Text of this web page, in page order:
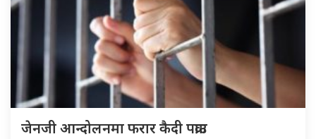
जेनजी आन्दोलनमा फरार कैदी पक्राउ